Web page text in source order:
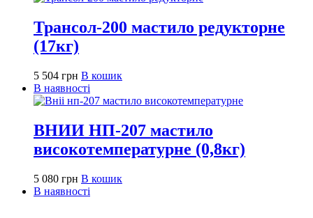
Трансол-200 мастило редукторне
(17кг)
5 504 грн В кошик
В наявності
ВНИИ НП-207 мастило
високотемпературне (0,8кг)
5 080 грн В кошик
В наявності